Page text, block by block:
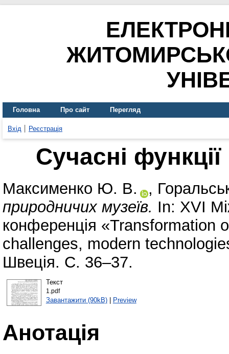
Головна Про сайт Перегляд
Вхід Реєстрація
Сучасні
Максименко Ю. В. ,
природничих музеїв. In: XVI
конференція «Transformation
challenges, modern
Швеція. С. 36–37.
Текст
1.pdf
Завантажити (90kB)| Preview
Анотація